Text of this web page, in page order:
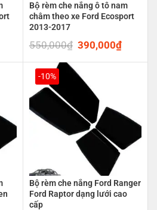
390,000₫.
Bộ rèm che nắng ô tô nam
châm theo xe Ford Ecosport
2013-2017
550,000₫ Original
was:
550,000₫.
390,000₫Current
is:
-10%
Bộ rèm che nắng Ford Ranger
Ford Raptor dạng lưới cao
cấp